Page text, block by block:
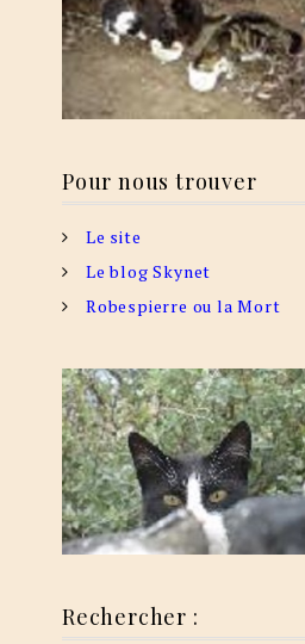
Pour nous trouver
Le site
Le blog Skynet
Robespierre ou la Mort
Rechercher :